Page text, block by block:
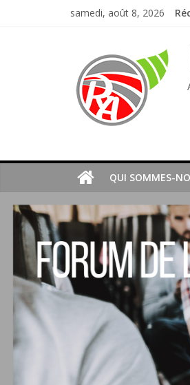
samedi, août 8, 2026
QUI SOMMES-